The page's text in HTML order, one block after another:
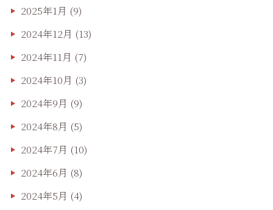
2025年1月 (9)
2024年12月 (13)
2024年11月 (7)
2024年10月 (3)
2024年9月 (9)
2024年8月 (5)
2024年7月 (10)
2024年6月 (8)
2024年5月 (4)